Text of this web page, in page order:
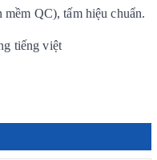
QC), tấm hiệu chuẩn.
tiếng việt